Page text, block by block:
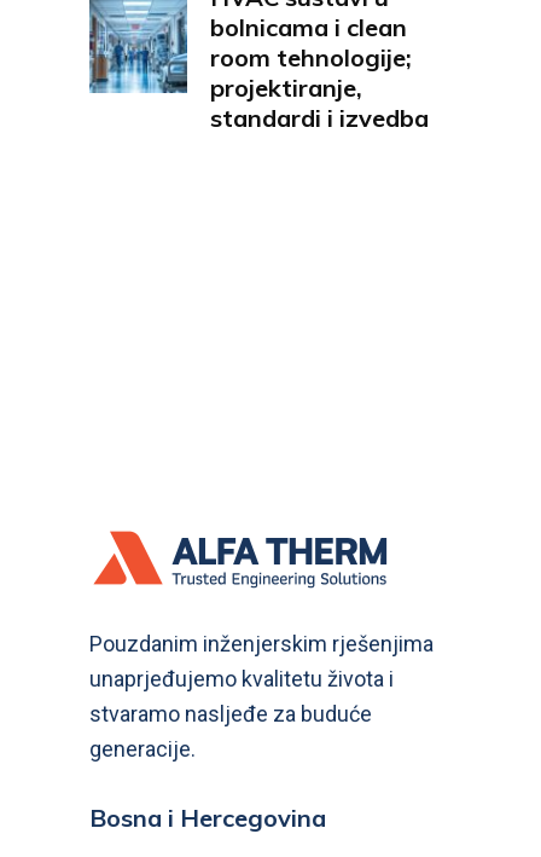
bolnicama i clean
room tehnologije;
projektiranje,
standardi i izvedba
Pouzdanim inženjerskim rješenjima
unaprjeđujemo kvalitetu života i
stvaramo nasljeđe za buduće
generacije.
Bosna i Hercegovina